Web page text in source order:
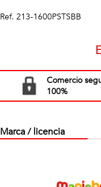
Ref. 213-1600PSTSBB
Comercio
100%
Marca / licencia